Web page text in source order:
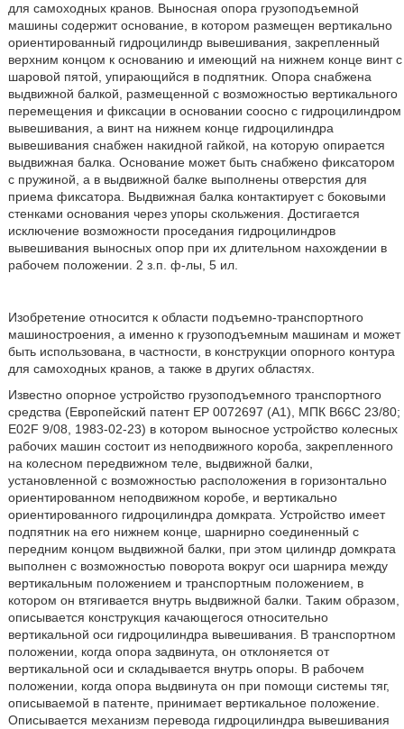
для самоходных кранов. Выносная опора грузоподъемной
машины содержит основание, в котором размещен вертикально
ориентированный гидроцилиндр вывешивания, закрепленный
верхним концом к основанию и имеющий на нижнем конце винт с
шаровой пятой, упирающийся в подпятник. Опора снабжена
выдвижной балкой, размещенной с возможностью вертикального
перемещения и фиксации в основании соосно с гидроцилиндром
вывешивания, а винт на нижнем конце гидроцилиндра
вывешивания снабжен накидной гайкой, на которую опирается
выдвижная балка. Основание может быть снабжено фиксатором
с пружиной, а в выдвижной балке выполнены отверстия для
приема фиксатора. Выдвижная балка контактирует с боковыми
стенками основания через упоры скольжения. Достигается
исключение возможности проседания гидроцилиндров
вывешивания выносных опор при их длительном нахождении в
рабочем положении. 2 з.п. ф-лы, 5 ил.
Изобретение относится к области подъемно-транспортного
машиностроения, а именно к грузоподъемным машинам и может
быть использована, в частности, в конструкции опорного контура
для самоходных кранов, а также в других областях.
Известно опорное устройство грузоподъемного транспортного
средства (Европейский патент ЕР 0072697 (А1), МПК В66С 23/80;
E02F 9/08, 1983-02-23) в котором выносное устройство колесных
рабочих машин состоит из неподвижного короба, закрепленного
на колесном передвижном теле, выдвижной балки,
установленной с возможностью расположения в горизонтально
ориентированном неподвижном коробе, и вертикально
ориентированного гидроцилиндра домкрата. Устройство имеет
подпятник на его нижнем конце, шарнирно соединенный с
передним концом выдвижной балки, при этом цилиндр домкрата
выполнен с возможностью поворота вокруг оси шарнира между
вертикальным положением и транспортным положением, в
котором он втягивается внутрь выдвижной балки. Таким образом,
описывается конструкция качающегося относительно
вертикальной оси гидроцилиндра вывешивания. В транспортном
положении, когда опора задвинута, он отклоняется от
вертикальной оси и складывается внутрь опоры. В рабочем
положении, когда опора выдвинута он при помощи системы тяг,
описываемой в патенте, принимает вертикальное положение.
Описывается механизм перевода гидроцилиндра вывешивания